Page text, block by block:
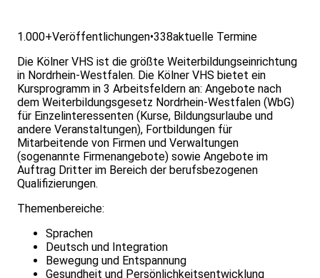
1.000+Veröffentlichungen•338aktuelle Termine
Die Kölner VHS ist die größte Weiterbildungseinrichtung
in Nordrhein-Westfalen. Die Kölner VHS bietet ein
Kursprogramm in 3 Arbeitsfeldern an: Angebote nach
dem Weiterbildungsgesetz Nordrhein-Westfalen (WbG)
für Einzelinteressenten (Kurse, Bildungsurlaube und
andere Veranstaltungen), Fortbildungen für
Mitarbeitende von Firmen und Verwaltungen
(sogenannte Firmenangebote) sowie Angebote im
Auftrag Dritter im Bereich der berufsbezogenen
Qualifizierungen.
Themenbereiche:
Sprachen
Deutsch und Integration
Bewegung und Entspannung
Gesundheit und Persönlichkeitsentwicklung